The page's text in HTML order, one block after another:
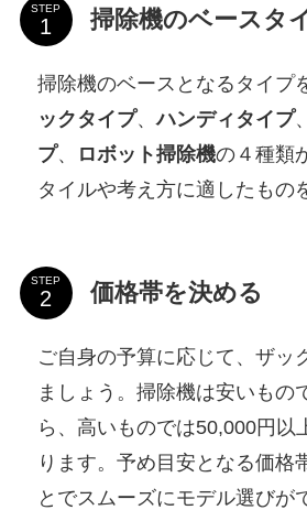
STEP 掃除機のベースタ
掃除機のベースとなるタイプ
ックタイプ、ハンディタイプ、
プ、 ロボット掃除機の４種類
タイルや考え方に適したもの
STEP 価格帯を決める
ご自身の予算に応じて、ザッ
ましょう。掃除機は安いもの
ら、高いものでは50,000円以
ります。予め目安となる価格
とでスムーズにモデル選びが